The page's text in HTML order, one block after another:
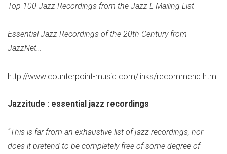
Top 100 Jazz Recordings from the Jazz-L Mailing List
Essential Jazz Recordings of the 20th Century from
JazzNet…
http://www.counterpoint-music.com/links/recommend.html
Jazzitude : essential jazz recordings
“This is far from an exhaustive list of jazz recordings, nor
does it pretend to be completely free of some degree of